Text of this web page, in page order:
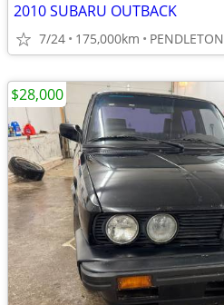
2010 SUBARU OUTBACK
7/24 175,000km PENDLETON
$28,000